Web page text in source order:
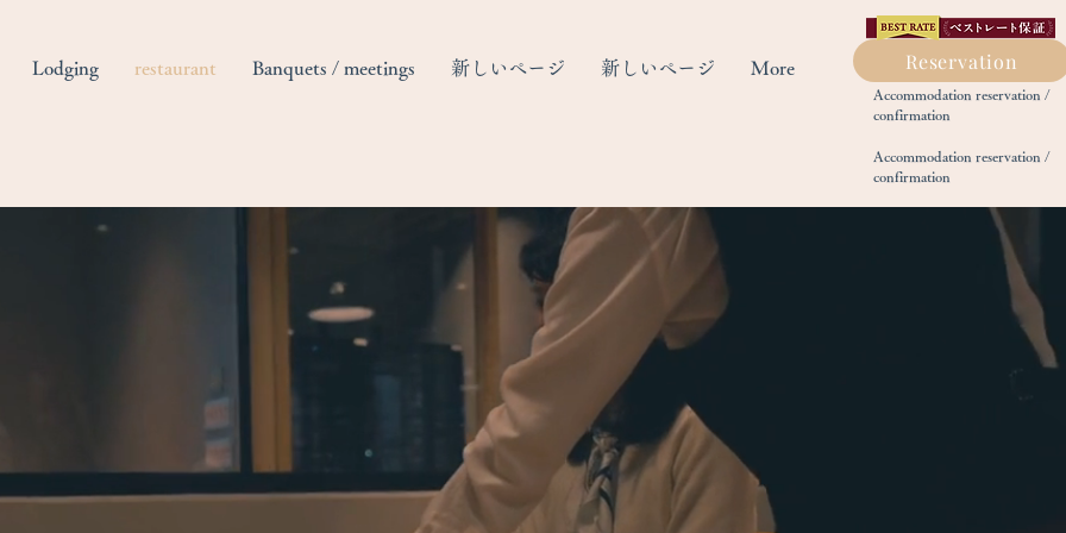
Lodging restaurant Banquets / meetings 新しいページ 新しいページ More Reservation
​Accommodation reservation /
confirmation
​Accommodation reservation /
confirmation